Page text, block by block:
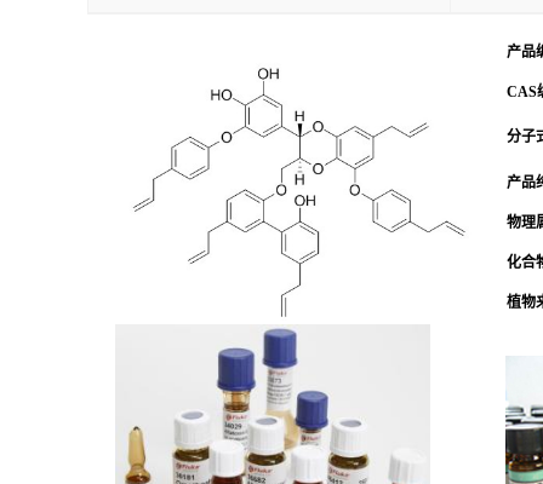
产品
CAS
分子
产品
物理
化合
植物